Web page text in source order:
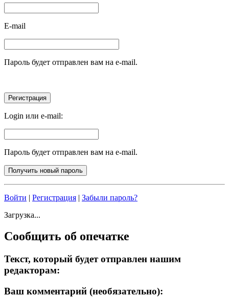
E-mail
Пароль будет отправлен вам на e-mail.
Login или e-mail:
Пароль будет отправлен вам на e-mail.
Войти | Регистрация | Забыли пароль?
Загрузка...
Сообщить об опечатке
Текст, который будет отправлен нашим
редакторам:
Ваш комментарий (необязательно):